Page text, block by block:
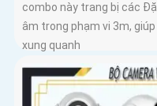
combo này trang bị các
âm trong phạm vi 3m,
xung quanh